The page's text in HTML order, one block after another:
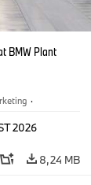
BMW Plant
·
2026
8,24 MB